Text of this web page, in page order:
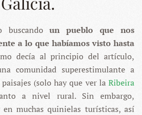
buscandoun pueblo que nos
a lo que habíamos visto hasta
decía al principio del artículo,
comunidad superestimulante a
(solo hay que ver la Ribeira
a nivel rural. Sin embargo,
en muchas quinielas turísticas, así